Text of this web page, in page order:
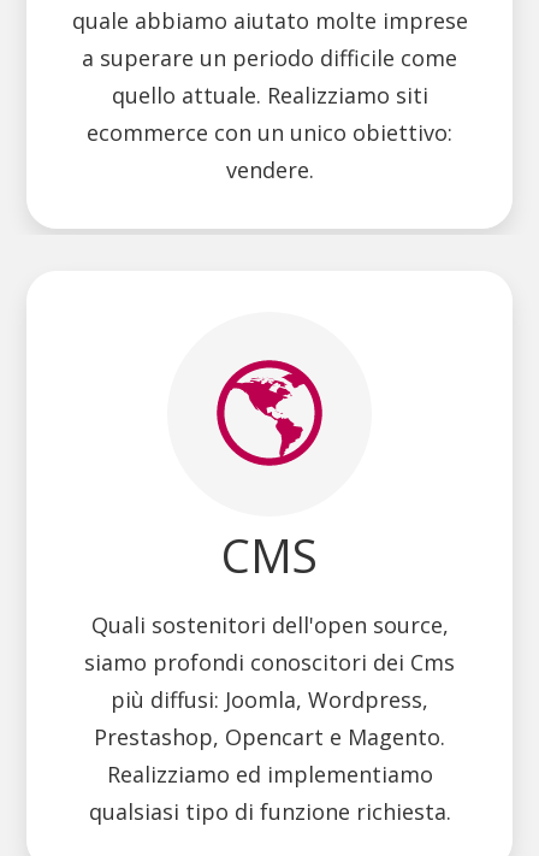
quale abbiamo aiutato molte imprese
a superare un periodo difficile come
quello attuale. Realizziamo siti
ecommerce con un unico obiettivo:
vendere.
CMS
Quali sostenitori dell'open source,
siamo profondi conoscitori dei Cms
più diffusi: Joomla, Wordpress,
Prestashop, Opencart e Magento.
Realizziamo ed implementiamo
qualsiasi tipo di funzione richiesta.